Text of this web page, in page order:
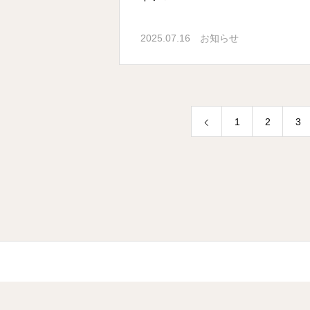
2025.07.16 お知らせ
1 2 3